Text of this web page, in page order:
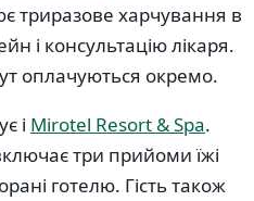
триразове харчування в
і консультацію лікаря.
оплачуються окремо.
і Mirotel Resort & Spa.
три прийоми їжі
готелю. Гість також